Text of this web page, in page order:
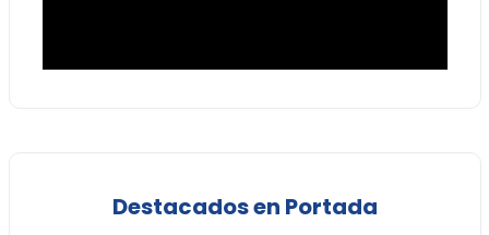
Destacados en Portada